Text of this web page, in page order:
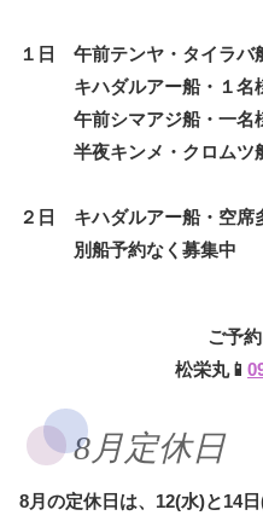
１日 午前テンヤ・タイラバ
キハダルアー船・１名
午前シマアジ船・一名
半夜キンメ・クロムツ船
２日 キハダルアー船・空席
別船予約なく募集中
ご予
松栄丸📱
8月定休日
8月の定休日は、12(水)と14